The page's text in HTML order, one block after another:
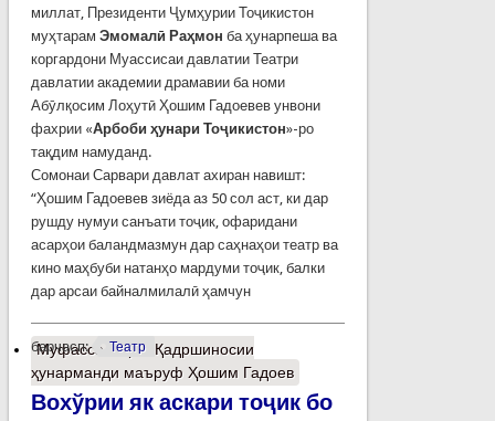
миллат, Президенти Ҷумҳурии Тоҷикистон
муҳтарам Эмомалӣ Раҳмон ба ҳунарпеша ва
коргардони Муассисаи давлатии Театри
давлатии академии драмавии ба номи
Абӯлқосим Лоҳутӣ Ҳошим Гадоевев унвони
фахрии «Арбоби ҳунари Тоҷикистон»-ро
тақдим намуданд.
Сомонаи Сарвари давлат ахиран навишт:
“Ҳошим Гадоевев зиёда аз 50 сол аст, ки дар
рушду нумуи санъати тоҷик, офаридани
асарҳои баландмазмун дар саҳнаҳои театр ва
кино маҳбуби натанҳо мардуми тоҷик, балки
дар арсаи байналмилалӣ ҳамчун
барчасп: Театр
Муфассалтаро Қадршиносии
ҳунарманди маъруф Ҳошим Гадоев
Вохўрии як аскари тоҷик бо